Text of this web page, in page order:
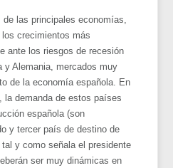
las principales economías,
crecimientos más
ante los riesgos de recesión
y Alemania, mercados muy
de la economía española. En
demanda de estos países
española (son
y tercer país de destino de
y como señala el presidente
ser muy dinámicas en